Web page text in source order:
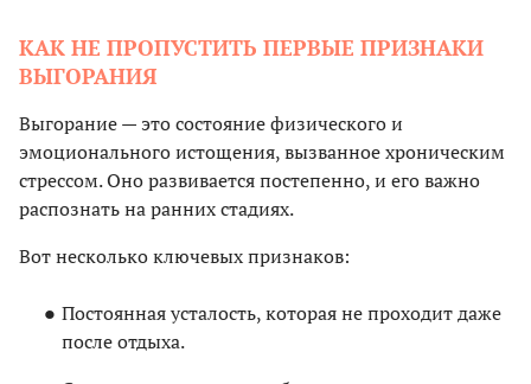
КАК НЕ ПРОПУСТИТЬ ПЕРВЫЕ ПРИЗНАКИ
ВЫГОРАНИЯ
Выгорание — это состояние физического и
эмоционального истощения, вызванное хроническим
стрессом. Оно развивается постепенно, и его важно
распознать на ранних стадиях.
Вот несколько ключевых признаков:
Постоянная усталость, которая не проходит даже
после отдыха.